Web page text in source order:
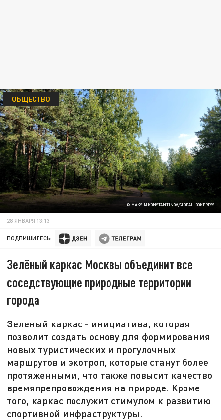
© MAKSIM KONSTANTINOV/GLOBALLOOKPRESS
ОБЩЕСТВО
28 ЯНВАРЯ 13:13
ПОДПИШИТЕСЬ:
Зелёный каркас Москвы объединит все
соседствующие природные территории
города
Зеленый каркас - инициатива, которая
позволит создать основу для формирования
новых туристических и прогулочных
маршрутов и экотроп, которые станут более
протяженными, что также повысит качество
времяпрепровождения на природе. Кроме
того, каркас послужит стимулом к развитию
спортивной инфраструктуры.